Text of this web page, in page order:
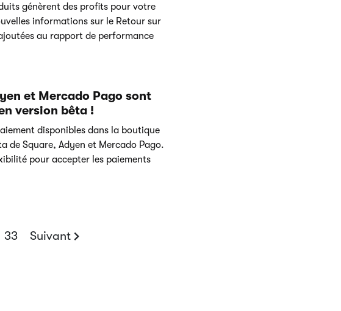
génèrent des profits pour votre
informations sur le Retour sur
au rapport de performance
et Mercado Pago sont
version bêta !
disponibles dans la boutique
de Square, Adyen et Mercado Pago.
pour accepter les paiements
33 Suivant